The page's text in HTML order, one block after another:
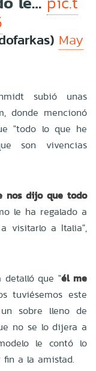
May
subió unas
donde mencionó
"todo lo que he
son vivencias
nos dijo que todo
le ha regalado a
visitarlo a Italia",
detalló que "él me
tuviésemos este
sobre lleno de
no se lo dijera a
le contó lo
a la amistad.